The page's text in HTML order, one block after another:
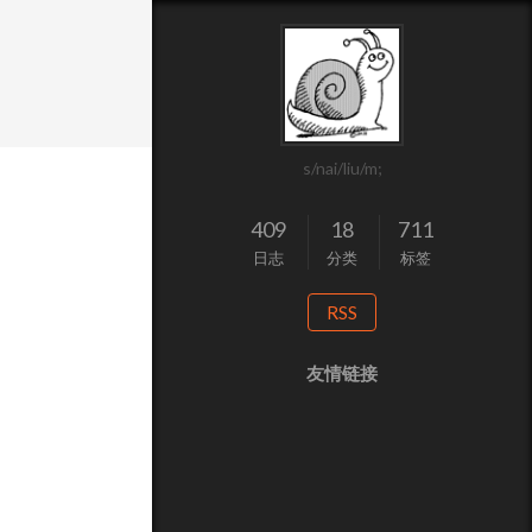
s/nai/liu/m;
409
日志
18
分类
711
标签
RSS
友情链接